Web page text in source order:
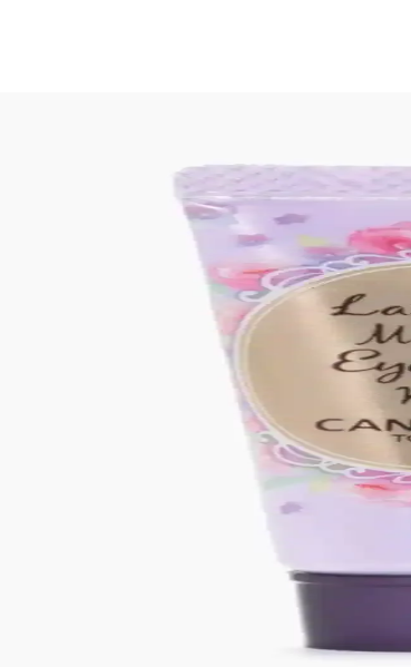
rujların dışında Killstar Coven'in Psychic Poem
İçin Temel İpuçları ve Teknikler
fotoğraflarda belirginlik dengelenmeli. Kaş, göz,
Kullanımı İçin Teknikler ve Uygulama
kirpiklerin kesilmesi, bölümlere ayrılması ve
Ürün Çeşitliliği, Fiyatlar ve Üyelik
güneş koruyucularını dengeli sunuyor. Fiyatlar yerel
Renk Özellikleri, İsimlendirme ve Tarihçesi
mürdüm-üzüm rengi ve ışıltılı yapısıyla 90'lar
cilt görünümüyle Japon gençleri arasında popülerdir.
ve Satın Alma Alışkanlıklarının Etkisi